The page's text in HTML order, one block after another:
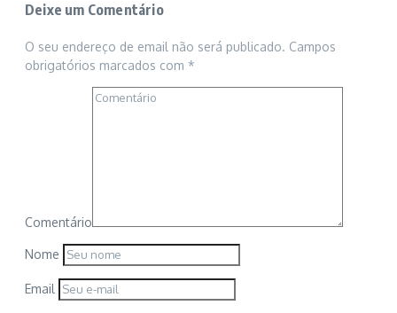
Deixe um Comentário
O seu endereço de email não será publicado. Campos
obrigatórios marcados com *
Comentário
Nome
Email